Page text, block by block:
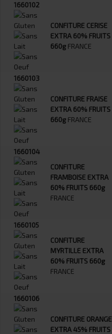
1660102
CONFITURE CERISE
EXTRA 60% FRUITS
660g FRANCE
1660103
CONFITURE FRAISE
EXTRA 60% FRUITS
660g FRANCE
1660104
CONFITURE
FRAMBOISE EXTRA
60% FRUITS 660g
FRANCE
1660105
CONFITURE
MYRTILLE EXTRA
60% FRUITS 660g
FRANCE
1660106
CONFITURE ORANGE
EXTRA 45% FRUITS